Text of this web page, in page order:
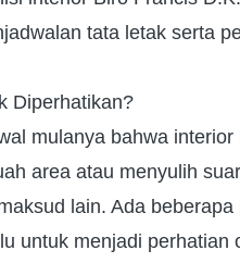
tata letak serta
Diperhatikan?
mulanya bahwa interior
area atau menyulih
lain. Ada
untuk menjadi perhatian